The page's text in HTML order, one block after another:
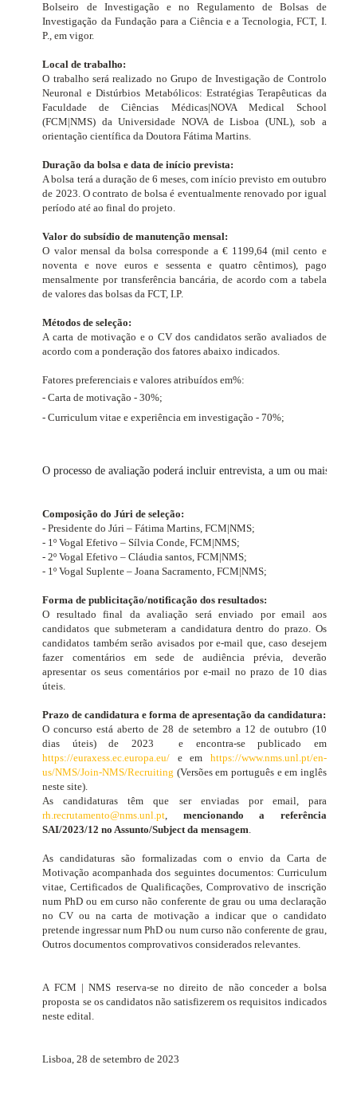
Bolseiro de Investigação e no Regulamento de Bolsas de
Investigação da Fundação para a Ciência e a Tecnologia, FCT, I.
P., em vigor.
Local de trabalho:
O trabalho será realizado no Grupo de Investigação de Controlo
Neuronal e Distúrbios Metabólicos: Estratégias Terapêuticas da
Faculdade de Ciências Médicas|NOVA Medical School
(FCM|NMS) da Universidade NOVA de Lisboa (UNL), sob a
orientação científica da Doutora Fátima Martins.
Duração da bolsa e data de início prevista:
A bolsa terá a duração de 6 meses, com início previsto em outubro
de 2023. O contrato de bolsa é eventualmente renovado por igual
período até ao final do projeto.
Valor do subsídio de manutenção mensal:
O valor mensal da bolsa corresponde a € 1199,64 (mil cento e
noventa e nove euros e sessenta e quatro cêntimos), pago
mensalmente por transferência bancária, de acordo com a tabela
de valores das bolsas da FCT, I.P.
Métodos de seleção:
A carta de motivação e o CV dos candidatos serão avaliados de
acordo com a ponderação dos fatores abaixo indicados.
Fatores preferenciais e valores atribuídos em%:
- Carta de motivação - 30%;
- Curriculum vitae e experiência em investigação - 70%;
O processo de avaliação poderá incluir entrevista, a um ou mais
Composição do Júri de seleção:
- Presidente do Júri – Fátima Martins, FCM|NMS;
- 1º Vogal Efetivo – Sílvia Conde, FCM|NMS;
- 2º Vogal Efetivo – Cláudia santos, FCM|NMS;
- 1º Vogal Suplente – Joana Sacramento, FCM|NMS;
Forma de publicitação/notificação dos resultados:
O resultado final da avaliação será enviado por email aos
candidatos que submeteram a candidatura dentro do prazo. Os
candidatos também serão avisados ​​por e-mail que, caso desejem
fazer comentários em sede de audiência prévia, deverão
apresentar os seus comentários por e-mail no prazo de 10 dias
úteis.
Prazo de candidatura e forma de apresentação da candidatura:
O concurso está aberto de 28 de setembro a 12 de outubro (10
dias úteis)de 2023
e encontra-se publicado em
https://euraxess.ec.europa.eu/ e em https://www.nms.unl.pt/en-
us/NMS/Join-NMS/Recruiting (Versões em português e em inglês
neste site).
As candidaturas têm que ser enviadas por email, para
rh.recrutamento@nms.unl.pt, mencionando a referência
SAI/2023/12 no Assunto/Subject da mensagem.
As candidaturas são formalizadas com o envio da Carta de
Motivação acompanhada dos seguintes documentos: Curriculum
vitae, Certificados de Qualificações, Comprovativo de inscrição
num PhD ou em curso não conferente de grau ou uma declaração
no CV ou na carta de motivação a indicar que o candidato
pretende ingressar num PhD ou num curso não conferente de grau,
Outros documentos comprovativos considerados relevantes.
A FCM | NMS reserva-se no direito de não conceder a bolsa
proposta se os candidatos não satisfizerem os requisitos indicados
neste edital.
Lisboa, 28 de setembro de 2023